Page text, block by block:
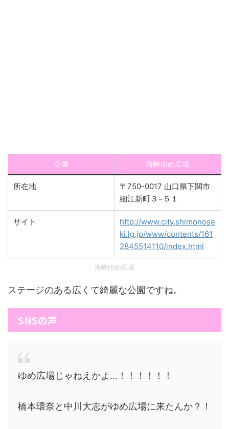
公園 海峡ゆめ広場
所在地
〒750-0017 山口県下関市
細江新町３−５１
サイト
http://www.city.shimonose
ki.lg.jp/www/contents/161
2845514110/index.html
海峡ゆめ広場
ステージのある広くて綺麗な公園ですね。
SNSの声
ゆめ広場じゃねえかよ…！！！！！！
橋本環奈と中川大志がゆめ広場に来たんか？！